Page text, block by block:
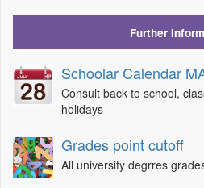
Further
Schoolar Calendar
Consult back to school,
holidays
Grades point cutoff
All university degrres